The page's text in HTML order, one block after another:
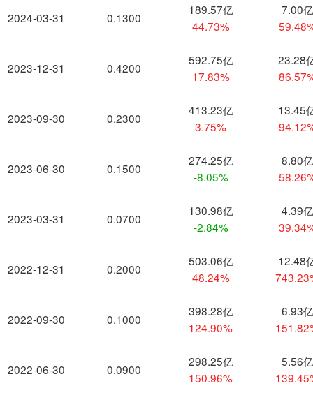
2024-03-31
2023-12-31
2023-09-30
2023-06-30
2023-03-31
2022-12-31
2022-09-30
2022-06-30
0.1300
189.57亿
44.73%
7.00亿
0.4200
592.75亿
17.83%
23.28
0.2300
413.23亿
3.75%
13.45
0.1500
274.25亿
-8.05%
8.80亿
0.0700
130.98亿
-2.84%
4.39亿
0.2000
503.06亿
48.24%
12.48
0.1000
398.28亿
124.90%
6.93亿
0.0900
298.25亿
150.96%
5.56亿